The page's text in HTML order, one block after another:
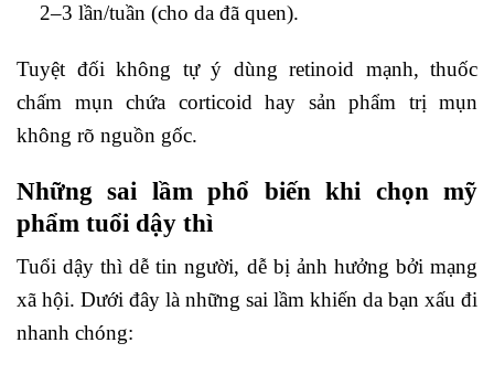
2–3 lần/tuần (cho da đã quen).
Tuyệt đối không tự ý dùng retinoid mạnh, thuốc
chấm mụn chứa corticoid hay sản phẩm trị mụn
không rõ nguồn gốc.
Những sai lầm phổ biến khi chọn mỹ
phẩm tuổi dậy thì
Tuổi dậy thì dễ tin người, dễ bị ảnh hưởng bởi mạng
xã hội. Dưới đây là những sai lầm khiến da bạn xấu đi
nhanh chóng: